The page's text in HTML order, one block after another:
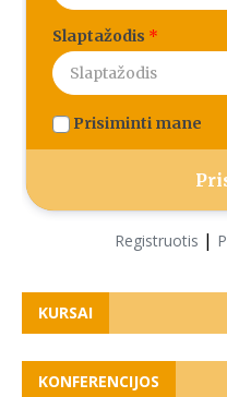
Slaptažodis *
Prisiminti mane
Registruotis |
KURSAI
KONFERENCIJOS